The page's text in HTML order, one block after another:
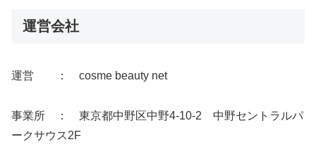
運営会社
運営 ： cosme beauty net
事業所 ： 東京都中野区中野4-10-2 中野セントラルパ
ークサウス2F